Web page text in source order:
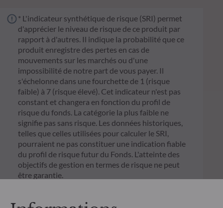
* L'indicateur synthétique de risque (SRI) permet
d'apprécier le niveau de risque de ce produit par
rapport à d'autres. Il indique la probabilité que ce
produit enregistre des pertes en cas de
mouvements sur les marchés ou d'une
impossibilité de notre part de vous payer. Il
s'échelonne dans une fourchette de 1 (risque
faible) à 7 (risque élevé). Cet indicateur n'est pas
constant et changera en fonction du profil de
risque du fonds. La catégorie la plus faible ne
signifie pas sans risque. Les données historiques,
telles que celles utilisées pour calculer le SRI,
pourraient ne pas constituer une indication fiable
du profil de risque futur du Fonds. L'atteinte des
objectifs de gestion en termes de risque ne peut
être garantie.